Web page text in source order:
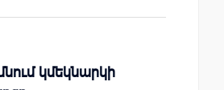
կմեկնարկի